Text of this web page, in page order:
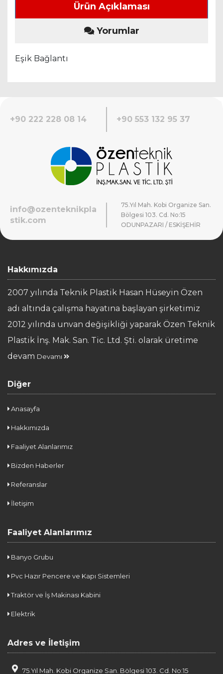
Ürün Açıklaması
Yorumlar
Eşik Bağlantı
+90 222 228 08 14 +90 553 132 95 37
info@ozenteknikpla
stik.com
75.Yıl Mah. Kobi Organize San.
Bölgesi 103. Cd. No:15
ODUNPAZARI / ESKİŞEHİR
Hakkımızda
2007 yılında Teknik Plastik Hasan Hüseyin Özen
adı altında çalışma hayatına başlayan şirketimiz
2012 yılında unvan değişikliği yaparak Özen Teknik
Plastik İnş. Mak. San. Tic. Ltd. Şti. olarak üretime
devam Devamı
Diğer
Anasayfa
Hakkımızda
Faaliyet Alanlarımız
Bizden Haberler
Referanslar
İletişim
Faaliyet Alanlarımız
Banyo Grubu
Pvc Hazır Pencere ve Kapı Sistemleri
Traktör ve İş Makinası Kabini
Elektrik
Adres ve İletişim
75.Yıl Mah. Kobi Organize San. Bölgesi 103. Cd. No:15